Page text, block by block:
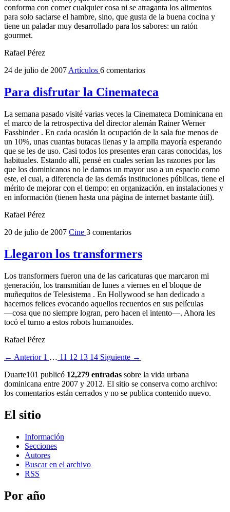
conforma con comer cualquier cosa ni se atraganta los alimentos
para solo saciarse el hambre, sino, que gusta de la buena cocina y
tiene un paladar muy desarrollado para los sabores: un ratón
gourmet.
Rafael Pérez
24 de julio de 2007 Artículos 6 comentarios
Para disfrutar la Cinemateca
La semana pasado visité varias veces la Cinemateca Dominicana en
el marco de la retrospectiva del director alemán Rainer Werner
Fassbinder . En cada ocasión la ocupación de la sala fue menos de
un 10%, unas cuantas butacas llenas y la amplia mayoría esperando
que se les de uso. Casi todos los presentes eran caras conocidas, los
habituales. Estando allí, pensé en cuales serían las razones por las
que los dominicanos no le damos un mayor uso a un espacio como
este, el cual, a diferencia de las demás instituciones públicas, tiene el
mérito de mejorar con el tiempo: en organización, en instalaciones y
en información (tienen hasta una página de internet bastante útil).
Rafael Pérez
20 de julio de 2007 Cine 3 comentarios
Llegaron los transformers
Los transformers fueron una de las caricaturas que marcaron mi
generación, los transmitían de lunes a viernes en el bloque de
muñequitos de Telesistema . En Hollywood se han dedicado a
hacernos felices evocando aquellos recuerdos en sus películas
―cosa que no siempre logran, pero hacen el intento―. Ahora les
tocó el turno a estos robots humanoides.
Rafael Pérez
← Anterior 1 … 11 12 13 14 Siguiente →
Duarte101 publicó 12,279 entradas sobre la vida urbana
dominicana entre 2007 y 2012. El sitio se conserva como archivo:
los comentarios están cerrados y no se publica contenido nuevo.
El sitio
Información
Secciones
Autores
Buscar en el archivo
RSS
Por año